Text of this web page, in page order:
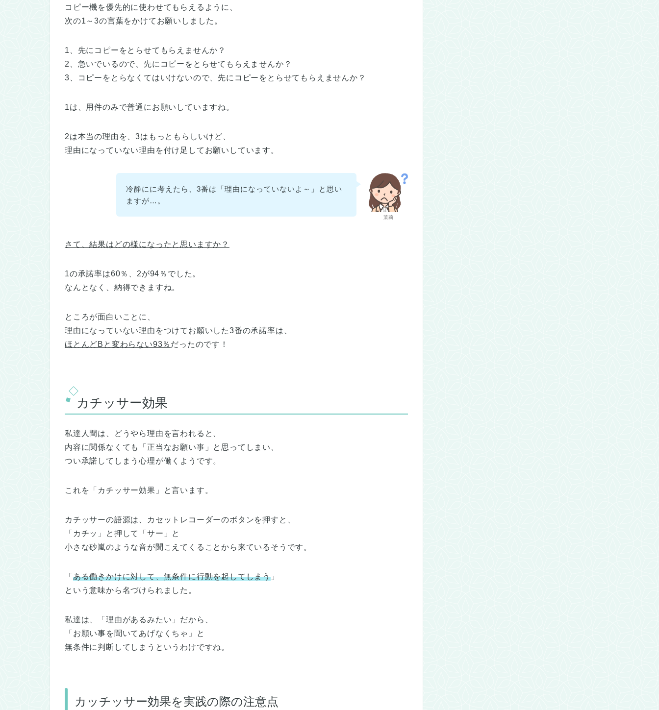
コピー機を優先的に使わせてもらえるように、
次の1～3の言葉をかけてお願いしました。
1、先にコピーをとらせてもらえませんか？
2、急いでいるので、先にコピーをとらせてもらえませんか？
3、コピーをとらなくてはいけないので、先にコピーをとらせてもらえませんか？
1は、用件のみで普通にお願いしていますね。
2は本当の理由を、3はもっともらしいけど、
理由になっていない理由を付け足してお願いしています。
茉莉
冷静にに考えたら、3番は「理由になっていないよ～」と思い
ますが…。
さて、結果はどの様になったと思いますか？
1の承諾率は60％、2が94％でした。
なんとなく、納得できますね。
ところが面白いことに、
理由になっていない理由をつけてお願いした3番の承諾率は、
ほとんどBと変わらない93％ だったのです！
カチッサー効果
私達人間は、どうやら理由を言われると、
内容に関係なくても「正当なお願い事」と思ってしまい、
つい承諾してしまう心理が働くようです。
これを「カチッサー効果」と言います。
カチッサーの語源は、カセットレコーダーのボタンを押すと、
「カチッ」と押して「サー」と
小さな砂嵐のような音が聞こえてくることから来ているそうです。
「 ある働きかけに対して、無条件に行動を起してしまう 」
という意味から名づけられました。
私達は、「理由があるみたい」だから、
「お願い事を聞いてあげなくちゃ」と
無条件に判断してしまうというわけですね。
カッチッサー効果を実践の際の注意点